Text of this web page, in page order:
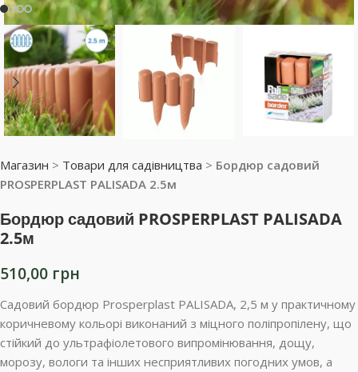
Магазин > Товари для садівництва > Бордюр садовий
PROSPERPLAST PALISADA 2.5м
Бордюр садовий PROSPERPLAST PALISADA
2.5м
510,00 грн
Садовий бордюр Prosperplast PALISADA, 2,5 м у практичному
коричневому кольорі виконаний з міцного поліпропілену, що
стійкий до ультрафіолетового випромінювання, дощу,
морозу, вологи та інших несприятливих погодних умов, а